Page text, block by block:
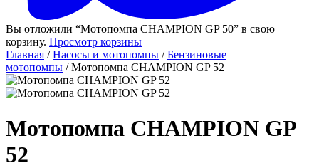
Вы отложили “Мотопомпа CHAMPION GP 50” в свою
корзину. Просмотр корзины
Главная /Насосы и мотопомпы /Бензиновые
мотопомпы / Мотопомпа CHAMPION GP 52
Мотопомпа CHAMPION GP
52